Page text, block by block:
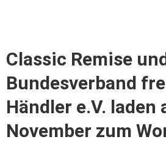
Classic Remise
Bundesverband
Händler e.V. laden
November zum